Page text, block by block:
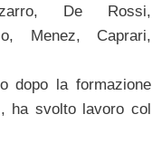
De Rossi,
Menez, Caprari,
dopo la formazione
ha svolto lavoro col